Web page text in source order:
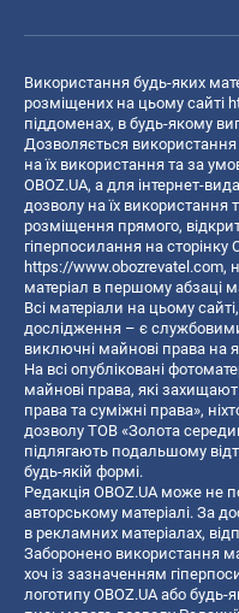
Використання будь-яких
розміщених на цьому сайті
піддоменах, в будь-якому
Дозволяється
на їх використання та за
OBOZ.UA, а для інтернет-
дозволу на їх використання
розміщення прямого,
гіперпосилання на
https://www.obozrevatel.com,
матеріал в першому абзаці
Всі матеріали на цьому
дослідження – є
виключні майнові права на
На всі опубліковані
майнові права, які
права та суміжні права»,
дозволу ТОВ «Золота
підлягають подальшому
будь-якій формі.
Редакція OBOZ.UA може не
авторському матеріалі. За
в рекламних матеріалах,
Заборонено використання
хоч із зазначенням
логотипу OBOZ.UA або будь-